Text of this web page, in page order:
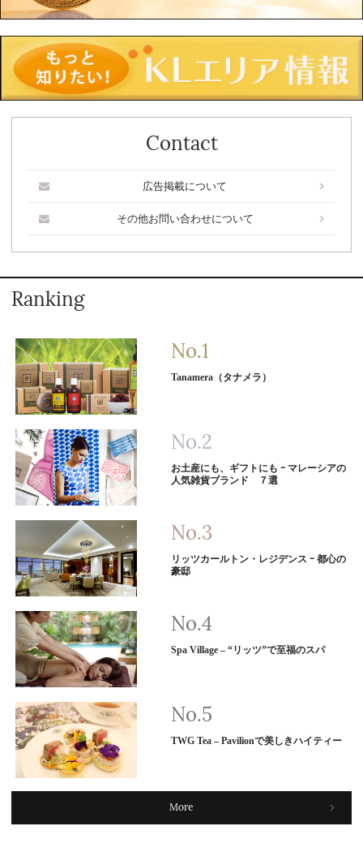
Contact
広告掲載について
その他お問い合わせについて
Ranking
Tanamera（タナメラ）
お土産にも、ギフトにも ｰ マレーシアの
人気雑貨ブランド ７選
リッツカールトン・レジデンス ｰ 都心の
豪邸
Spa Village – “リッツ”で至福のスパ
TWG Tea – Pavilionで美しきハイティー
More